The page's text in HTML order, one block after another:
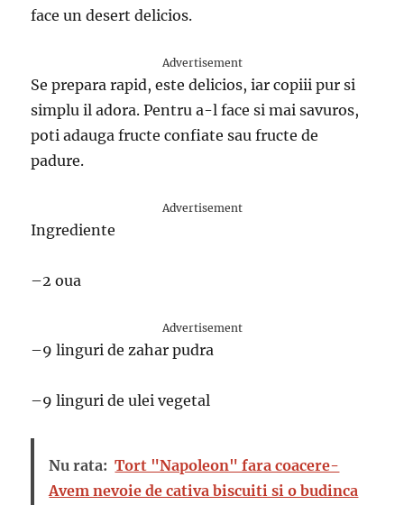
face un desert delicios.
Advertisement
Se prepara rapid, este delicios, iar copiii pur si
simplu il adora. Pentru a-l face si mai savuros,
poti adauga fructe confiate sau fructe de
padure.
Advertisement
Ingrediente
–2 oua
Advertisement
–9 linguri de zahar pudra
–9 linguri de ulei vegetal
Nu rata: Tort "Napoleon" fara coacere-
Avem nevoie de cativa biscuiti si o budinca